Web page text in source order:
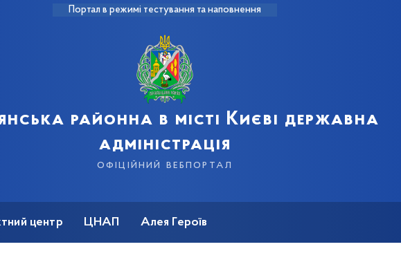
Портал в режимі тестування та наповнення
районна в місті Києві державна
адміністрація
офіційний вебпортал
центр ЦНАП Алея Героїв